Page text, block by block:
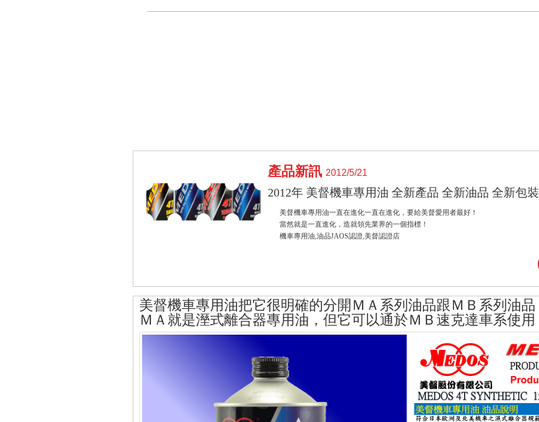
產品新訊2012/5/21
2012年 美督機車專用油 全新產品 全新油品 全新包裝
美督機車專用油一直在進化一直在進化，要給美督愛用者最好！
當然就是一直進化，造就領先業界的一個指標！
機車專用油,油品JAOS認證,美督認證店
美督機車專用油把它很明確的分開ＭＡ系列油品跟ＭＢ系列油品
ＭＡ就是溼式離合器專用油，但它可以通於ＭＢ速克達車系使用